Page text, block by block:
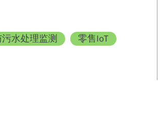
水处理监测
零售IoT